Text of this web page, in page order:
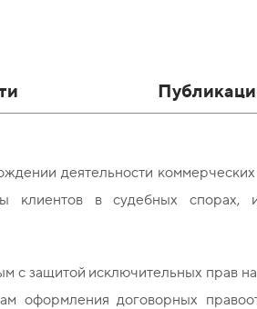
деятельности
клиентов в судебных спорах,
с защитой исключительных прав на
оформления договорных